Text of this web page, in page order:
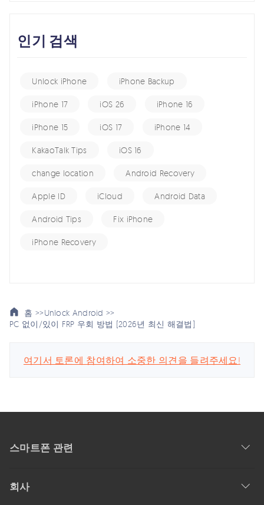
인기 검색
Unlock iPhone iPhone Backup
iPhone 17 iOS 26 iPhone 16
iPhone 15 iOS 17 iPhone 14
KakaoTalk Tips iOS 16
change location Android Recovery
Apple ID iCloud Android Data
Android Tips Fix iPhone
iPhone Recovery
홈 >>Unlock Android >>
PC 없이/있이 FRP 우회 방법 [2026년 최신 해결법]
여기서 토론에 참여하여 소중한 의견을 들려주세요!
스마트폰 관련
회사